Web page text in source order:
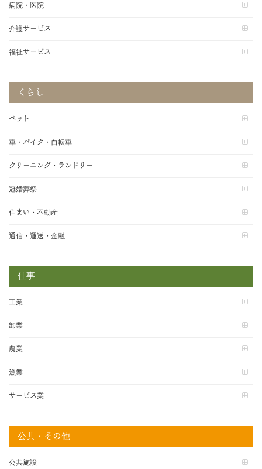
病院・医院
介護サービス
福祉サービス
くらし
ペット
車・バイク・自転車
クリーニング・ランドリー
冠婚葬祭
住まい・不動産
通信・運送・金融
仕事
工業
卸業
農業
漁業
サービス業
公共・その他
公共施設